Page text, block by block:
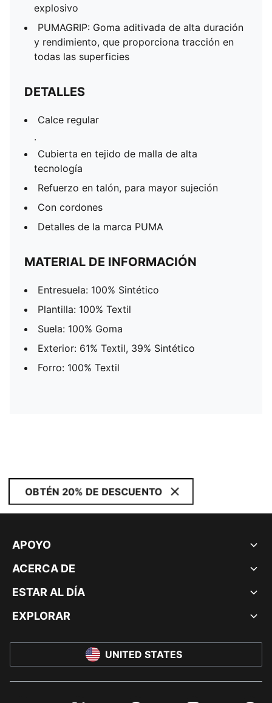
explosivo
PUMAGRIP: Goma aditivada de alta duración
y rendimiento, que proporciona tracción en
todas las superficies
DETALLES
Calce regular
.
Cubierta en tejido de malla de alta
tecnología
Refuerzo en talón, para mayor sujeción
Con cordones
Detalles de la marca PUMA
MATERIAL DE INFORMACIÓN
Entresuela: 100% Sintético
Plantilla: 100% Textil
Suela: 100% Goma
Exterior: 61% Textil, 39% Sintético
Forro: 100% Textil
OBTÉN 20% DE DESCUENTO
APOYO
ACERCA DE
ESTAR AL DÍA
EXPLORAR
UNITED STATES